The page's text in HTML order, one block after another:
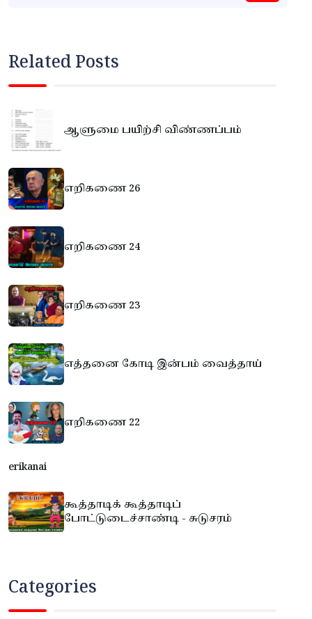
Related Posts
ஆளுமை பயிற்சி விண்ணப்பம்
எறிகணை 26
எறிகணை 24
எறிகணை 23
எத்தனை கோடி இன்பம் வைத்தாய்
எறிகணை 22
erikanai
கூத்தாடிக் கூத்தாடிப்
போட்டுடைச்சாண்டி - சுடுசரம்
Categories